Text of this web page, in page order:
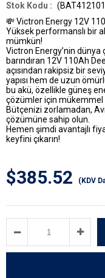
💸Victron Energy 12V
Yüksek performanslı bir
mümkün!
Victron Energy’nin dünya
barındıran 12V 110Ah
açısından rakipsiz bir
yapısı hem de uzun
bu akü, özellikle güneş
çözümleriçin mükemmel
Bütçenizi zorlamadan,
çözümüne sahip olun.
Hemen şimdi avantajlı
keyfini çıkarın!
$385.52 (KDV